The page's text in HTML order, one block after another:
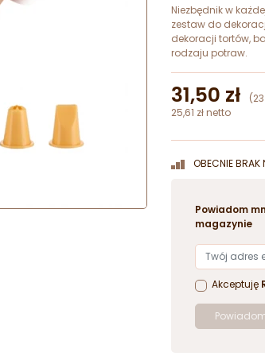
Niezbędnik w
zestaw do
dekoracji tortów,
rodzaju potraw.
31,50 zł
25,61 zł netto
OBECNIE BRAK
Powiadom
magazynie
Akceptuję